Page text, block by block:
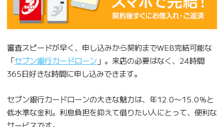
審査スピードが早く、申し込みから契約までWEB完結可能な
「セブン銀行カードローン 」。来店の必要はなく、24時間
365日好きな時間に申し込みできます。
セブン銀行カードローンの大きな魅力は、年12.0〜15.0％と
低水準な金利。利息負担を抑えて借りたい人にとって、便利な